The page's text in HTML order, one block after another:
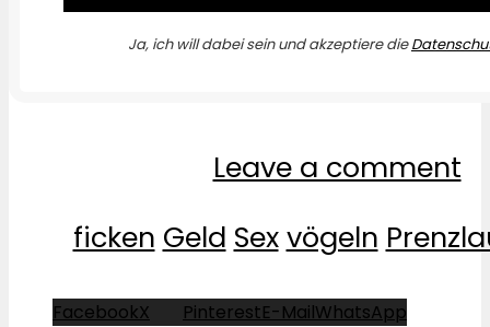
Ja, ich will dabei sein und akzeptiere die
Leave a comment
ficken Geld Sex vögeln
FacebookX PinterestE-MailWhatsApp